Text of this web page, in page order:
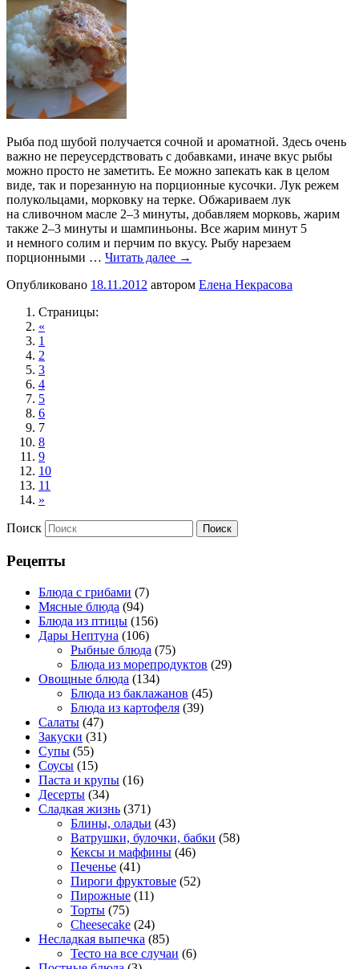
Рыба под шубой получается сочной и ароматной. Здесь очень
важно не переусердствовать с добавками, иначе вкус рыбы
можно просто не заметить. Ее можно запекать как в целом
виде, так и порезанную на порционные кусочки. Лук режем
полукольцами, морковку на терке. Обжариваем лук
на сливочном масле 2–3 минуты, добавляем морковь, жарим
также 2–3 минуты и шампиньоны. Все жарим минут 5
и немного солим и перчим по вкусу. Рыбу нарезаем
порционными … Читать далее →
Опубликовано 18.11.2012 автором Елена Некрасова
Страницы:
«
1
2
3
4
5
6
7
8
9
10
11
»
Поиск
Рецепты
Блюда с грибами (7)
Мясные блюда (94)
Блюда из птицы (156)
Дары Нептуна (106)
Рыбные блюда (75)
Блюда из морепродуктов (29)
Овощные блюда (134)
Блюда из баклажанов (45)
Блюда из картофеля (39)
Салаты (47)
Закуски (31)
Супы (55)
Соусы (15)
Паста и крупы (16)
Десерты (34)
Сладкая жизнь (371)
Блины, оладьи (43)
Ватрушки, булочки, бабки (58)
Кексы и маффины (46)
Печенье (41)
Пироги фруктовые (52)
Пирожные (11)
Торты (75)
Cheesecake (24)
Несладкая выпечка (85)
Тесто на все случаи (6)